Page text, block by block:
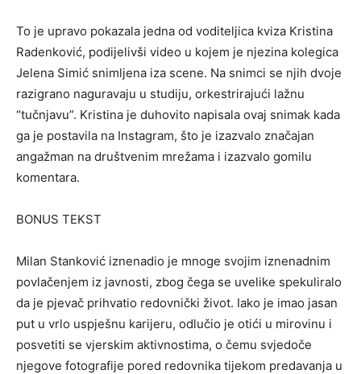
To je upravo pokazala jedna od voditeljica kviza Kristina
Radenković, podijelivši video u kojem je njezina kolegica
Jelena Simić snimljena iza scene. Na snimci se njih dvoje
razigrano naguravaju u studiju, orkestrirajući lažnu
“tučnjavu”. Kristina je duhovito napisala ovaj snimak kada
ga je postavila na Instagram, što je izazvalo značajan
angažman na društvenim mrežama i izazvalo gomilu
komentara.
BONUS TEKST
Milan Stanković iznenadio je mnoge svojim iznenadnim
povlačenjem iz javnosti, zbog čega se uvelike spekuliralo
da je pjevač prihvatio redovnički život. Iako je imao jasan
put u vrlo uspješnu karijeru, odlučio je otići u mirovinu i
posvetiti se vjerskim aktivnostima, o čemu svjedoče
njegove fotografije pored redovnika tijekom predavanja u